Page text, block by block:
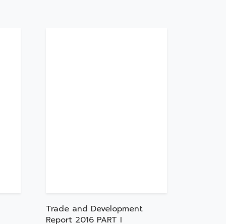
Trade and Development
Report 2016 PART I